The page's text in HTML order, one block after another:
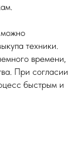
можно
техники.
времени,
При согласии
быстрым и